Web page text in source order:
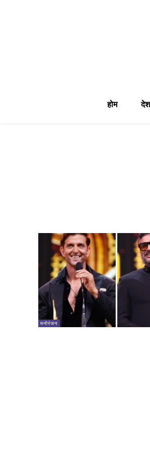
होम देश
मनोरंजन